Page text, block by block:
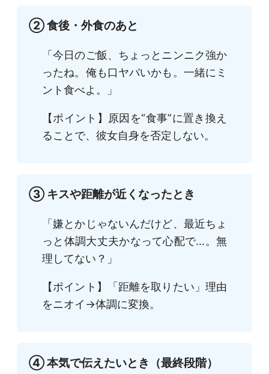
② 食後・外食のあと
「今日のご飯、ちょっとニンニク強か
ったね。俺も口ヤバいかも。一緒にミ
ント食べよ。」
【ポイント】原因を“食事”に置き換え
ることで、彼女自身を否定しない。
③ キスや距離が近くなったとき
「嫌とかじゃないんだけど、最近ちょ
っと体調大丈夫かなって心配で…。無
理してない？」
【ポイント】「距離を取りたい」理由
をニオイ→体調に変換。
④ 本気で伝えたいとき（最終段階）